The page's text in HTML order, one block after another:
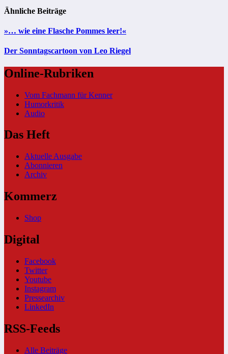
Ähnliche Beiträge
»… wie eine Flasche Pommes leer!«
Der Sonntagscartoon von Leo Riegel
Online-Rubriken
Vom Fachmann für Kenner
Humorkritik
Audio
Das Heft
Aktuelle Ausgabe
Abonnieren
Archiv
Kommerz
Shop
Digital
Facebook
Twitter
Youtube
Instagram
Pressearchiv
LinkedIn
RSS-Feeds
Alle Beiträge